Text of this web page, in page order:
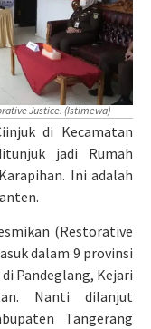
Justice. (Istimewa)
di Kecamatan
jadi Rumah
Ini adalah
(Restorative
dalam 9 provinsi
Pandeglang, Kejari
Nanti dilanjut
Tangerang